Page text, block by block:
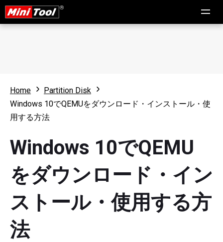
Home
Partition Disk
Windows 10でQEMUをダウンロード・インストール・使
用する方法
Windows 10でQEMU
をダウンロード・イン
ストール・使用する方
法